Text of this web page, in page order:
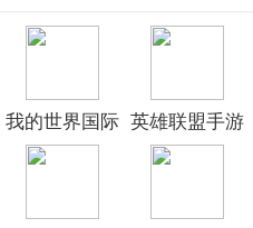
我的世界国际
服下载正版手
英雄联盟手游
官方下载安卓